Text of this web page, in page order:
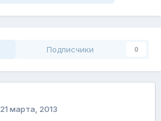
Подписчики 0
21 марта, 2013